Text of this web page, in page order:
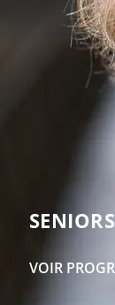
SENIORS
VOIR